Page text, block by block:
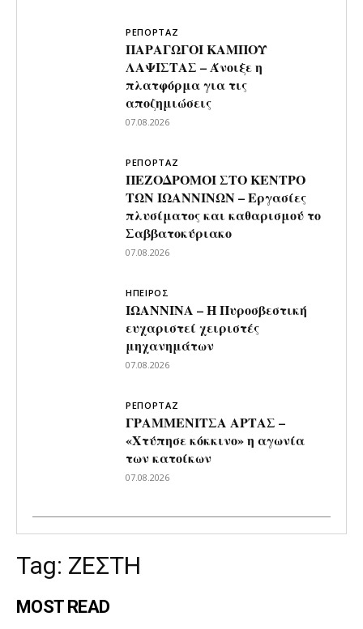
ΡΕΠΟΡΤΑΖ
ΠΑΡΑΓΩΓΟΙ ΚΑΜΠΟΥ
ΛΑΨΙΣΤΑΣ – Άνοιξε η
πλατφόρμα για τις
αποζημιώσεις
07.08.2026
ΡΕΠΟΡΤΑΖ
ΠΕΖΟΔΡΟΜΟΙ ΣΤΟ ΚΕΝΤΡΟ
ΤΩΝ ΙΩΑΝΝΙΝΩΝ – Εργασίες
πλυσίματος και καθαρισμού το
Σαββατοκύριακο
07.08.2026
ΗΠΕΙΡΟΣ
ΙΩΑΝΝΙΝΑ – Η Πυροσβεστική
ευχαριστεί χειριστές
μηχανημάτων
07.08.2026
ΡΕΠΟΡΤΑΖ
ΓΡΑΜΜΕΝΙΤΣΑ ΑΡΤΑΣ –
«Χτύπησε κόκκινο» η αγωνία
των κατοίκων
07.08.2026
Tag: ΖΕΣΤΗ
MOST READ